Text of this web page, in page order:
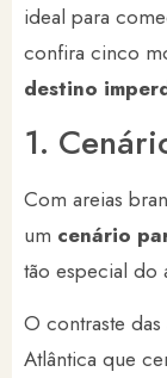
ideal para
confira cinco
destino
1.
Com areias
um cenário
tão especial do
O contraste
Atlântica que